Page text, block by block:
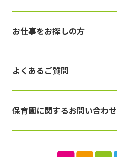
お仕事をお探しの方
よくあるご質問
保育園に関するお問い合わせ